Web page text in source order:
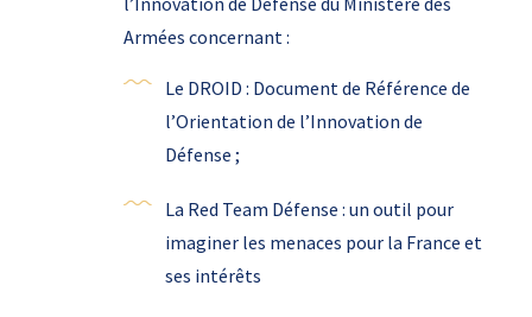
Armées concernant :
Le DROID : Document de Référence de
l’Orientation de l’Innovation de
Défense ;
La Red Team Défense : un outil pour
imaginer les menaces pour la France et
ses intérêts